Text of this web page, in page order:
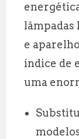
lâmpadas
e
índice de
uma